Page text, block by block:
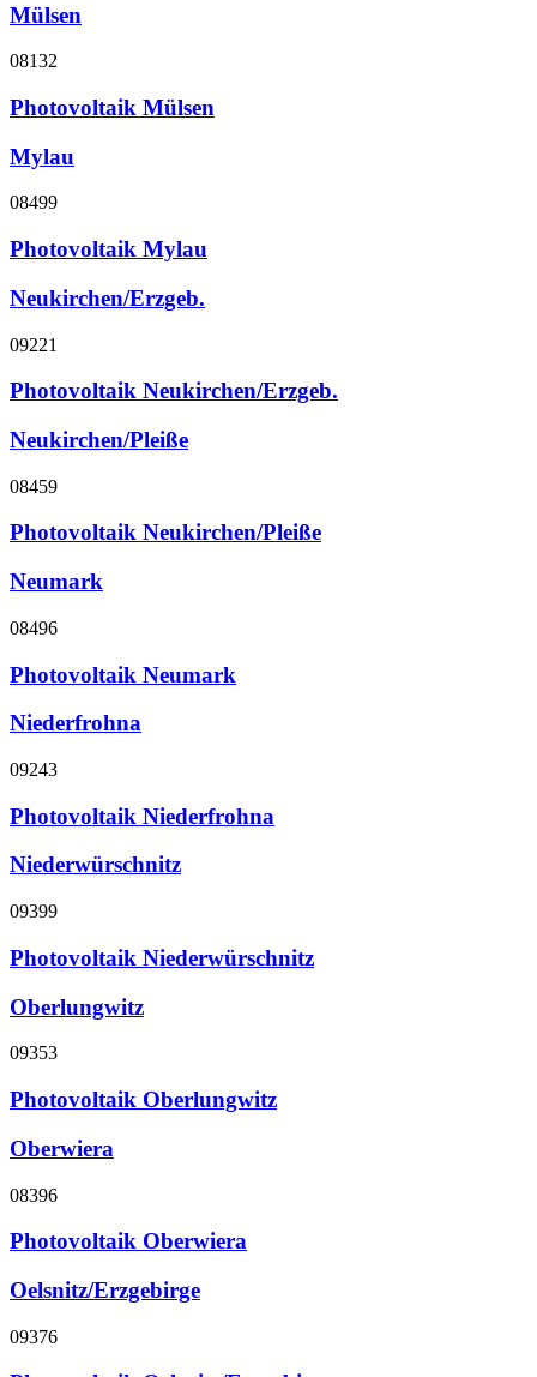
Mülsen
08132
Photovoltaik Mülsen
Mylau
08499
Photovoltaik Mylau
Neukirchen/Erzgeb.
09221
Photovoltaik Neukirchen/Erzgeb.
Neukirchen/Pleiße
08459
Photovoltaik Neukirchen/Pleiße
Neumark
08496
Photovoltaik Neumark
Niederfrohna
09243
Photovoltaik Niederfrohna
Niederwürschnitz
09399
Photovoltaik Niederwürschnitz
Oberlungwitz
09353
Photovoltaik Oberlungwitz
Oberwiera
08396
Photovoltaik Oberwiera
Oelsnitz/Erzgebirge
09376